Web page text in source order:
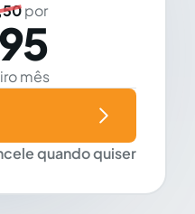
por
mês
quando quiser